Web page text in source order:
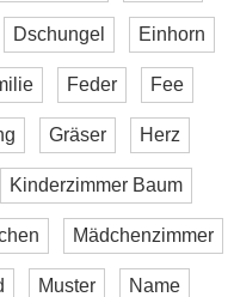
Dschungel Einhorn
Feder Fee
Gräser Herz
Kinderzimmer Baum
Mädchenzimmer
Muster Name